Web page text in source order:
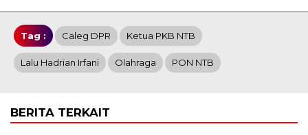
Tag : Caleg DPR Ketua PKB NTB
Lalu Hadrian Irfani Olahraga PON NTB
BERITA TERKAIT